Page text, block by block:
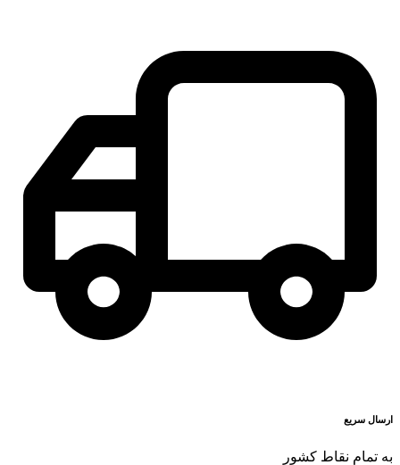
ارسال سریع
به تمام نقاط کشور